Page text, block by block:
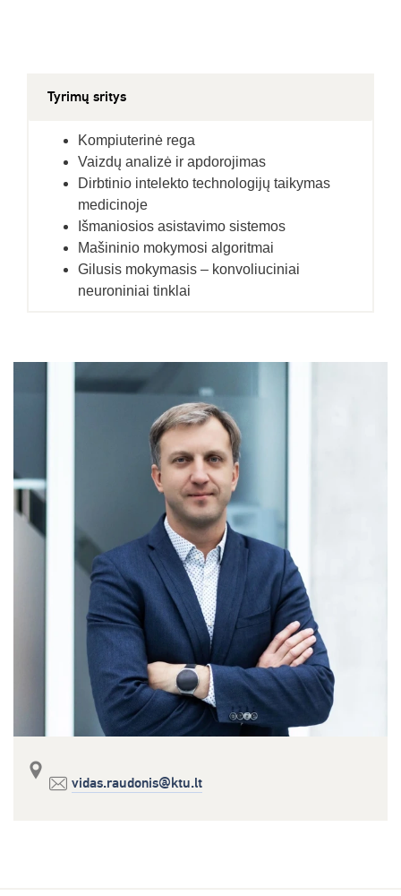
Tyrimų sritys
Kompiuterinė rega
Vaizdų analizė ir apdorojimas
Dirbtinio intelekto technologijų taikymas
medicinoje
Išmaniosios asistavimo sistemos
Mašininio mokymosi algoritmai
Gilusis mokymasis – konvoliuciniai
neuroniniai tinklai
vidas.raudonis@ktu.lt